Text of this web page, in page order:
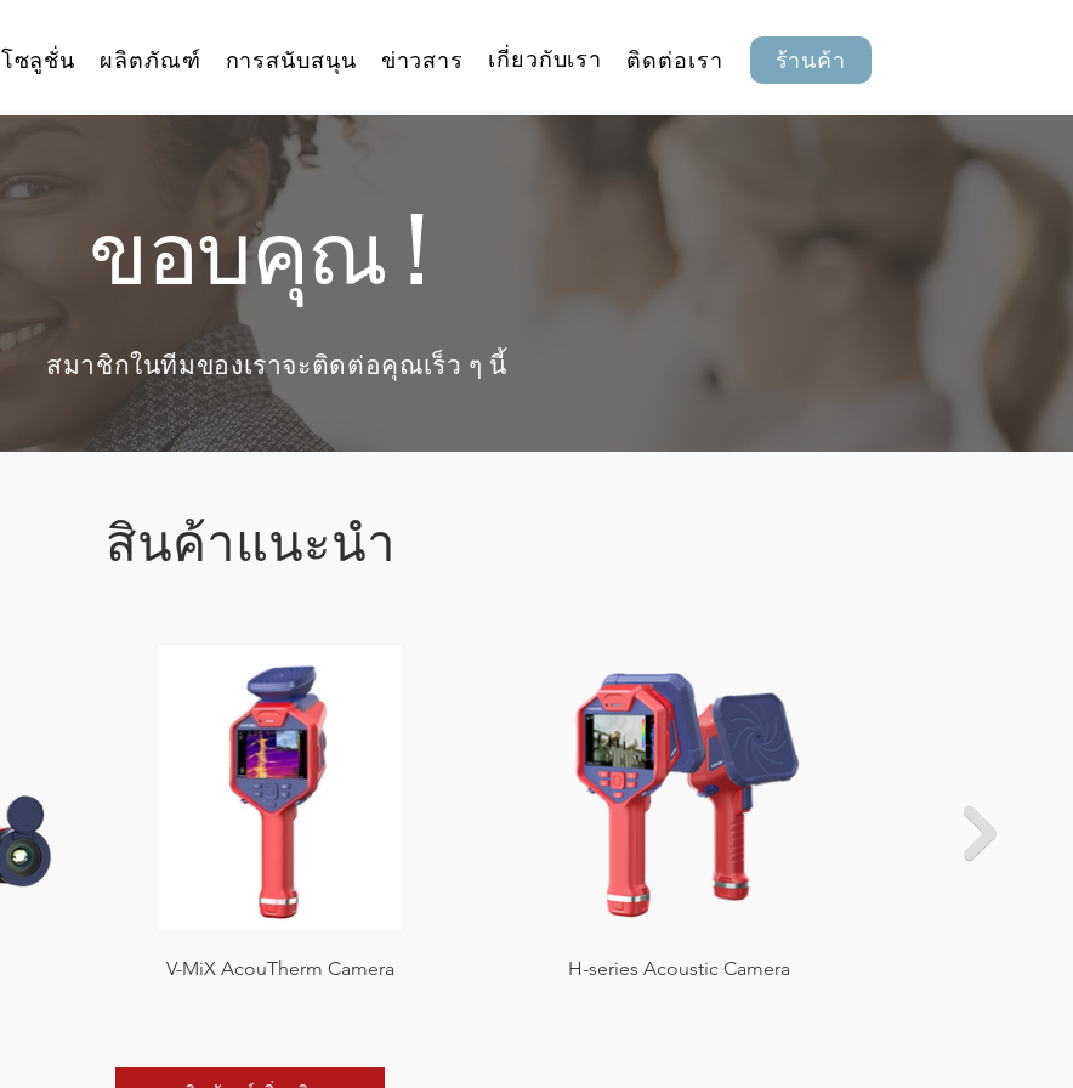
โซลูชั่น ผลิตภัณฑ์ การสนับสนุน ข่าวสาร เกี่ยวกับเรา ติดต่อเรา ร้านค้า
ขอบคุณ !
สมาชิกในทีมของเราจะติดต่อคุณเร็ว ๆ นี้
สินค้าแนะนำ
V-MiX AcouTherm Camera H-series Acoustic Camera